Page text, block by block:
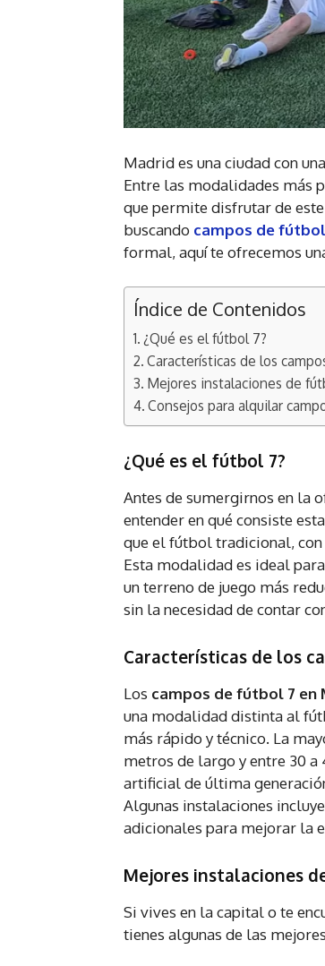
Madrid es una ciudad con
Entre las modalidades más
que permite disfrutar de
buscando campos de
formal, aquí te ofrecemos
Índice de Contenidos
¿Qué es el fútbol 7?
Características de los
Mejores instalaciones de
Consejos para alquilar
¿Qué es el fútbol 7?
Antes de sumergirnos en la
entender en qué consiste
que el fútbol tradicional,
Esta modalidad es ideal
un terreno de juego más
sin la necesidad de contar
Características de los
Los campos de fútbol 7 en
una modalidad distinta al
más rápido y técnico. La
metros de largo y entre 30 a
artificial de última
Algunas instalaciones
adicionales para mejorar la
Mejores instalaciones
Si vives en la capital o te
tienes algunas de las mejores